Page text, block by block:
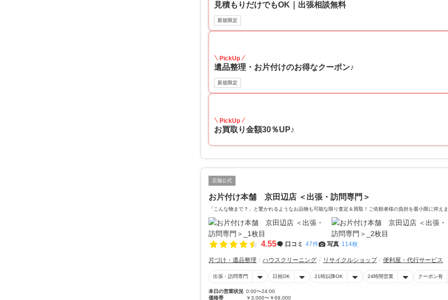
見積もりだけでもOK｜出張相談無料
新規限定
PickUp
遺品整理・お片付けのお得なクーポン♪
新規限定
PickUp
お買取り金額30％UP♪
店舗公式
お片付け本舗 京田辺店 ＜出張・訪問専門＞
「こんな物まで？」と驚かれるようなお品物も可能な限り査定＆買取！ご依頼者様の負担を最小限に抑え
4.55 口コミ 47件 写真 114枚
片づけ・遺品整理 ハウスクリーニング リサイクルショップ 便利屋・代行サービス
出張・訪問専門 日祝OK 21時以降OK 24時間営業 クーポン有
本日の営業状況 0:00〜24:00
価格帯
￥3,000〜￥69,000